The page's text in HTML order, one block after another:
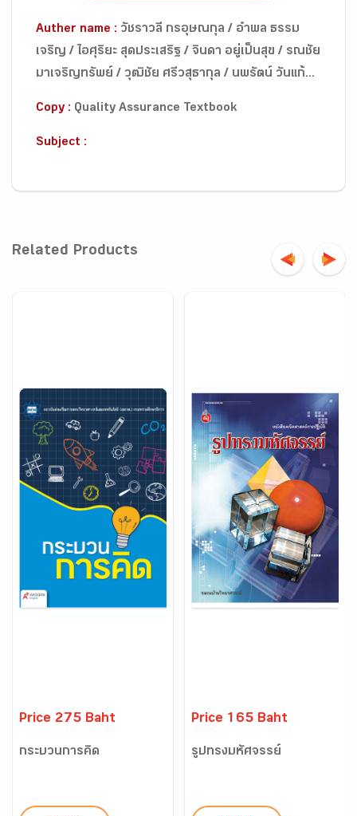
Auther name :
เจริญ / ไอศุริยะ สุดประเสริฐ / จินดา อยู่เป็นสุข / รณชัย
มาเจริญทรัพย์ / วุฒิชัย ศรีวสุธากุล / นพรัตน์ วันแก้ว /
Copy : Quality Assurance Textbook
Subject :
Related Products
Price 275 Baht
กระบวนการคิด
Price 165 Baht
รูปทรงมหัศจรรย์